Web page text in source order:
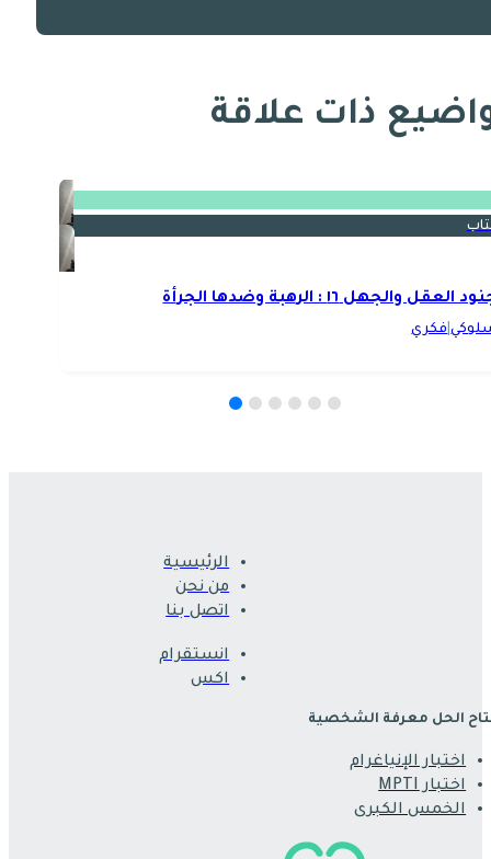
ذات علاقة
العقل والجهل ١٦ : الرهبة وضدها الجرأة
|فكري
الرئيسية
من نحن
اتصل بنا
انستقرام
اكس
الحل معرفة الشخصية
اختبار الإنياغرام
اختبار MPTI
الخمس الكبرى